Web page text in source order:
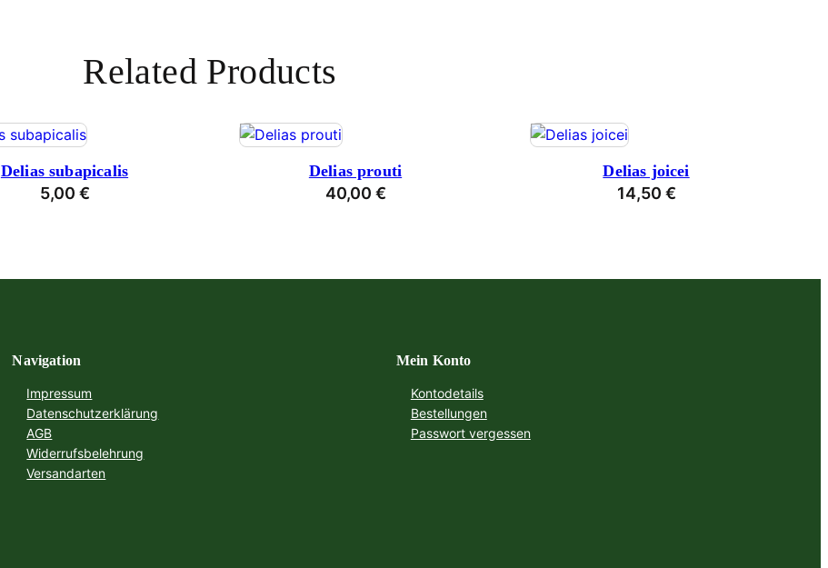
Related Products
Delias subapicalis
5,00 €
Delias prouti
40,00 €
Delias joicei
14,50 €
Navigation
Impressum
Datenschutzerklärung
AGB
Widerrufsbelehrung
Versandarten
Mein Konto
Kontodetails
Bestellungen
Passwort vergessen